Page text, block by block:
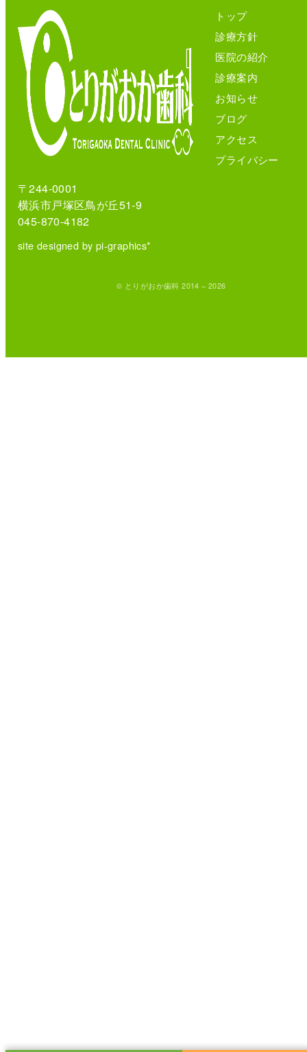
〒244-0001
横浜市戸塚区鳥が丘51-9
045-870-4182
site designed by pi-graphics*
トップ
診療方針
医院の紹介
診療案内
お知らせ
ブログ
アクセス
プライバシー
© とりがおか歯科 2014 – 2026